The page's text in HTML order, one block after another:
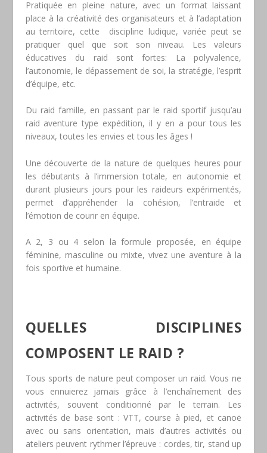
Pratiquée en pleine nature, avec un format laissant
place à la créativité des organisateurs et à l’adaptation
au territoire, cette discipline ludique, variée peut se
pratiquer quel que soit son niveau. Les valeurs
éducatives du raid sont fortes: La polyvalence,
l’autonomie, le dépassement de soi, la stratégie, l’esprit
d’équipe, etc.
Du raid famille, en passant par le raid sportif jusqu’au
raid aventure type expédition, il y en a pour tous les
niveaux, toutes les envies et tous les âges !
Une découverte de la nature de quelques heures pour
les débutants à l’immersion totale, en autonomie et
durant plusieurs jours pour les raideurs expérimentés,
permet d’appréhender la cohésion, l’entraide et
l’émotion de courir en équipe.
A 2, 3 ou 4 selon la formule proposée, en équipe
féminine, masculine ou mixte, vivez une aventure à la
fois sportive et humaine.
QUELLES DISCIPLINES
COMPOSENT LE RAID ?
Tous sports de nature peut composer un raid. Vous ne
vous ennuierez jamais grâce à l’enchaînement des
activités, souvent conditionné par le terrain. Les
activités de base sont : VTT, course à pied, et canoë
avec ou sans orientation, mais d’autres activités ou
ateliers peuvent rythmer l’épreuve : cordes, tir, stand up